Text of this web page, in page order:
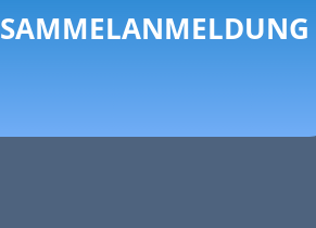
SAMMELANMELDUNG